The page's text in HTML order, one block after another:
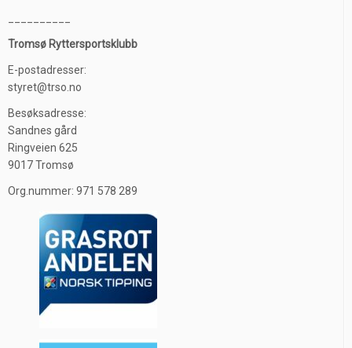
Tromsø Ryttersportsklubb
E-postadresser:
styret@trso.no
Besøksadresse:
Sandnes gård
Ringveien 625
9017 Tromsø
Org.nummer: 971 578 289